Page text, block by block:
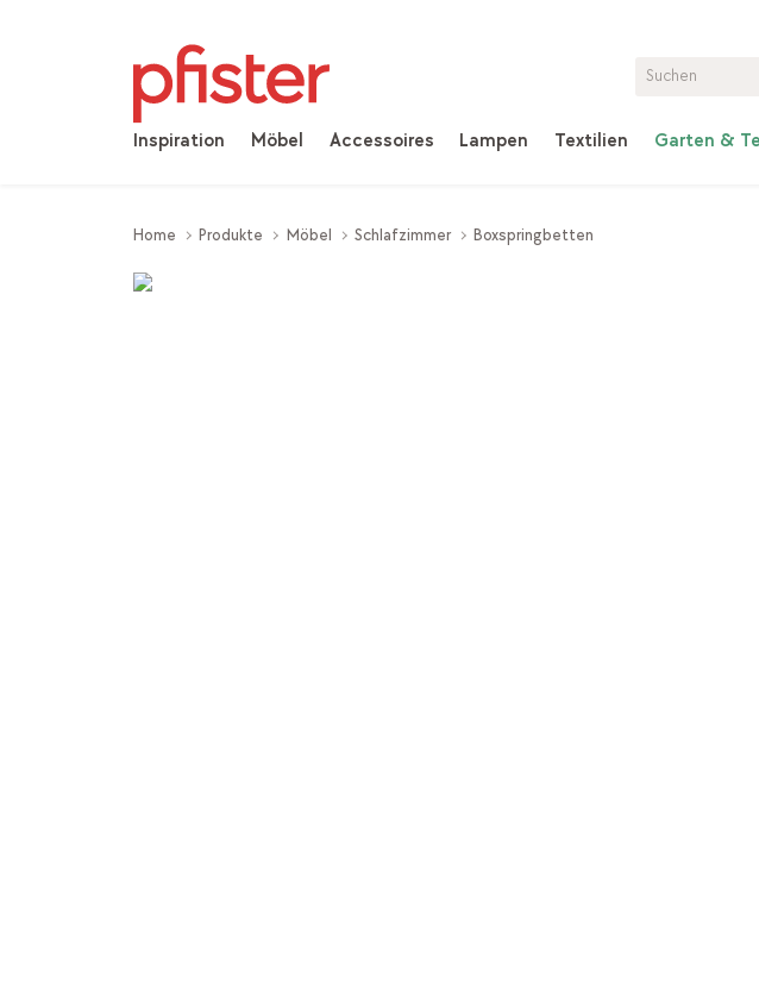
Inspiration Möbel Accessoires Lampen Textilien Garten &
Home Produkte Möbel Schlafzimmer Boxspringbetten